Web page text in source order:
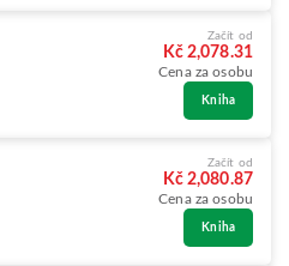
Začít od
Kč 2,078.31
Cena za osobu
Kniha
Začít od
Kč 2,080.87
Cena za osobu
Kniha